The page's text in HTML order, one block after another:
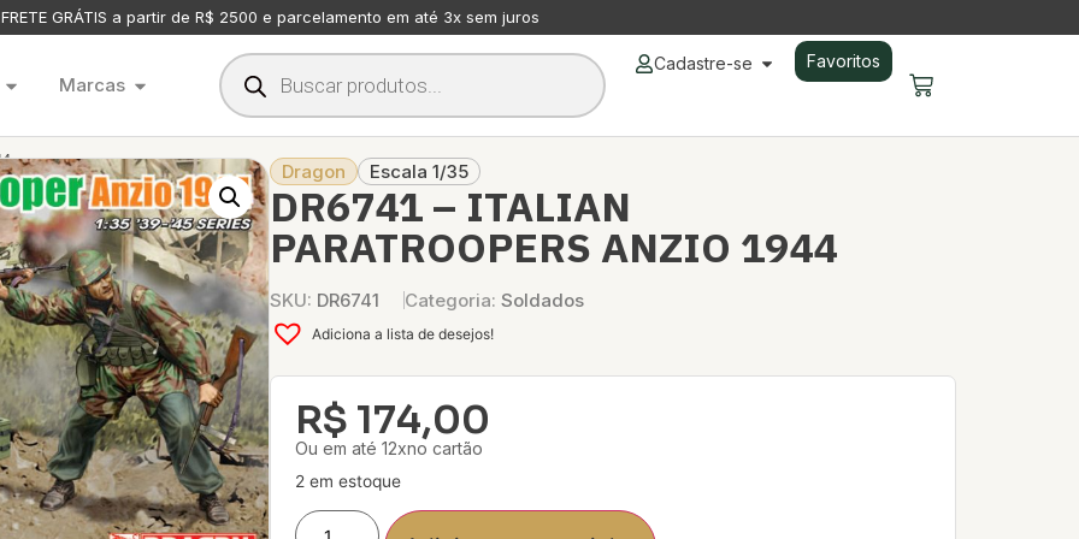
FRETE GRÁTIS a partir de R$ 2500 e parcelamento em até 3x sem juros
Marcas
Cadastre-se Favoritos
Dragon Escala 1/35
DR6741 – ITALIAN
PARATROOPERS ANZIO 1944
SKU: DR6741 Categoria: Soldados
Adiciona a lista de desejos!
R$ 174,00
Ou em até 12xno cartão
2 em estoque